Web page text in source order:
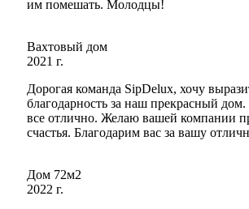
им помешать. Молодцы!
Вахтовый дом
2021 г.
Дорогая команда SipDelux, хочу
благодарность за наш прекрасный
все отлично. Желаю вашей компании
счастья. Благодарим вас за вашу
Дом 72м2
2022 г.